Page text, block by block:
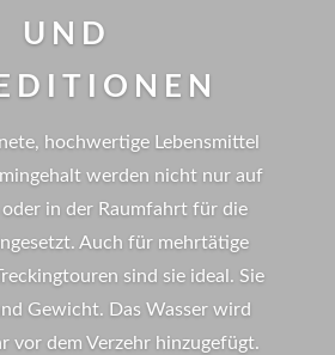
UND
hochwertige Lebensmittel
werden nicht nur auf
oder in der Raumfahrt für die
Auch für mehrtätige
sind sie ideal. Sie
Gewicht. Das Wasser wird
vor dem Verzehr hinzugefügt.